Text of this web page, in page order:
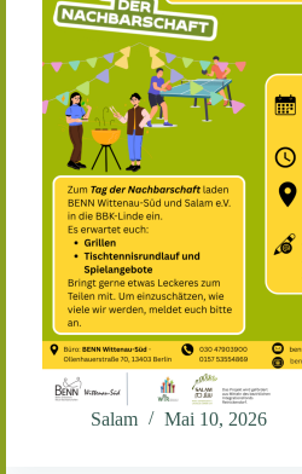
Salam Mai 10, 2026